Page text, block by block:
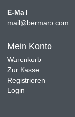
E-Mail
mail@bermaro.com
Mein Konto
Warenkorb
Zur Kasse
Registrieren
Login